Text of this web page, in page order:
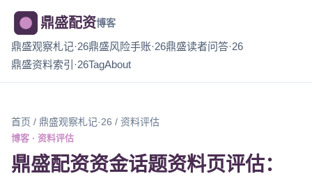
鼎盛配资博客
鼎盛观察札记·26鼎盛风险手账·26鼎盛读者问答·26
鼎盛资料索引·26TagAbout
首页 / 鼎盛观察札记·26 / 资料评估
博客 · 资料评估
鼎盛配资资金话题资料页评估：